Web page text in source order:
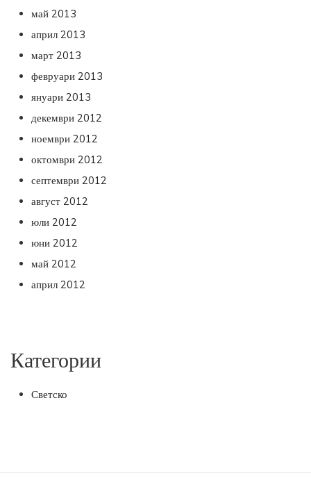
май 2013
април 2013
март 2013
февруари 2013
януари 2013
декември 2012
ноември 2012
октомври 2012
септември 2012
август 2012
юли 2012
юни 2012
май 2012
април 2012
Категории
Светско